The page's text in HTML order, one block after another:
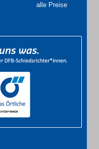
alle Preise